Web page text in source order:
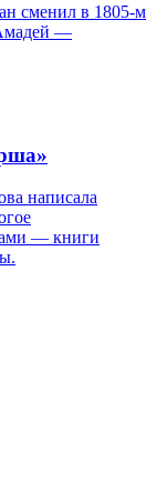
сменил в 1805-м
—
написала
— книги